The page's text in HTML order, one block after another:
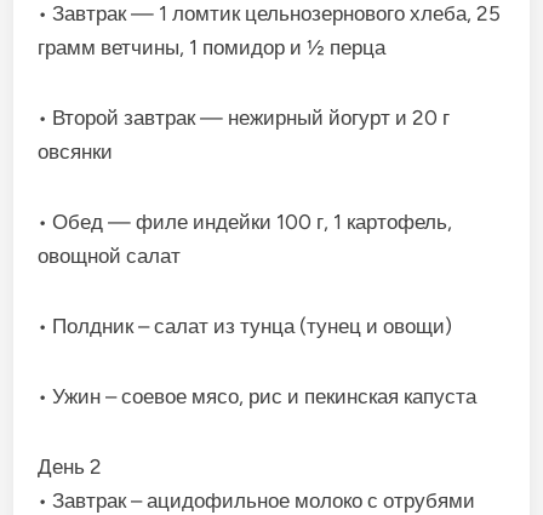
• Завтрак — 1 ломтик цельнозернового хлеба, 25
грамм ветчины, 1 помидор и ½ перца
• Второй завтрак — нежирный йогурт и 20 г
овсянки
• Обед — филе индейки 100 г, 1 картофель,
овощной салат
• Полдник – салат из тунца (тунец и овощи)
• Ужин – соевое мясо, рис и пекинская капуста
День 2
• Завтрак – ацидофильное молоко с отрубями